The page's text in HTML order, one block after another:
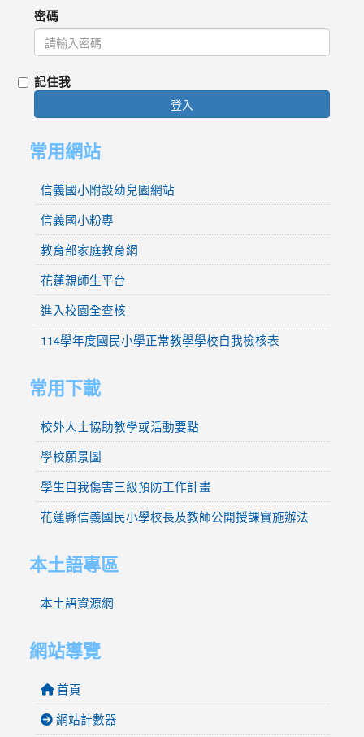
密碼
記住我
登入
常用網站
信義國小附設幼兒園網站
信義國小粉專
教育部家庭教育網
花蓮親師生平台
進入校園全查核
114學年度國民小學正常教學學校自我檢核表
常用下載
校外人士協助教學或活動要點
學校願景圖
學生自我傷害三級預防工作計畫
花蓮縣信義國民小學校長及教師公開授課實施辦法
本土語專區
本土語資源網
網站導覽
首頁
網站計數器